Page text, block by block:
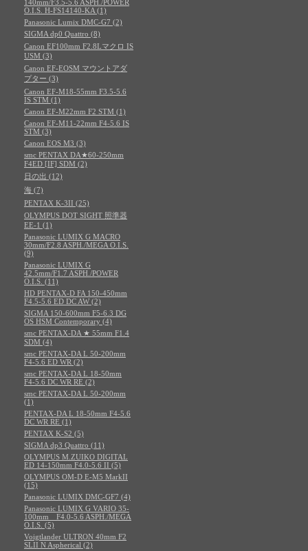
140mm/F3.5-5.6 ASPH./POWER
O.I.S. H-FS14140-KA (1)
Panasonic Lumix DMC-G7 (2)
SIGMA dp0 Quattro (8)
Canon EF100mm F2.8Lマクロ IS
USM (3)
Canon EF-EOSM マウントアダ
プター (3)
Canon EF-M18-55mm F3.5-5.6
IS STM (1)
Canon EF-M22mm F2 STM (1)
Canon EF-M11-22mm F4-5.6 IS
STM (3)
Canon EOS M3 (3)
smc PENTAX DA★60-250mm
F4ED [IF] SDM (2)
日の出 (12)
海 (7)
PENTAX K-3II (25)
OLYMPUS DOT SIGHT 照準器
EE-1 (1)
Panasonic LUMIX G MACRO
30mm/F2.8 ASPH./MEGA O.I.S.
(9)
Panasonic LUMIX G
42.5mm/F1.7 ASPH./POWER
O.I.S. (11)
HD PENTAX-D FA 150-450mm
F4.5-5.6 ED DC AW (2)
SIGMA 150-600mm F5-6.3 DG
OS HSM Contemporary (4)
smc PENTAX-DA ★ 55mm F1.4
SDM (4)
smc PENTAX-DA L 50-200mm
F4-5.6 ED WR (2)
smc PENTAX-DA L 18-50mm
F4-5.6 DC WR RE (2)
smc PENTAX-DA L 50-200mm
(1)
PENTAX-DA L 18-50mm F4-5.6
DC WR RE (1)
PENTAX K-S2 (5)
SIGMA dp3 Quattro (11)
OLYMPUS M.ZUIKO DIGITAL
ED 14-150mm F4.0-5.6 II (5)
OLYMPUS OM-D E-M5 MarkII
(15)
Panasonic LUMIX DMC-GF7 (4)
Panasonic LUMIX G VARIO 35-
100mm F4.0-5.6 ASPH./MEGA
O.I.S. (5)
Voigtlander ULTRON 40mm F2
SLII N Aspherical (2)